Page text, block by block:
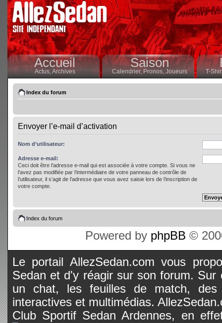
Accueil
Actus,Archives
Saison
Calendrier,Pronos, Joueurs T-
Index du forum
Envoyer l’e-mail d’activation
Nom d’utilisateur:
Adresse e-mail:
Ceci doit être l’adresse e-mail qui est associée à votre compte. Si vous ne
l’avez pas modifiée par l’intermédiaire de votre panneau de contrôle de
l’utilisateur, il s’agit de l’adresse que vous avez saisie lors de l’inscription de
votre compte.
Index du forum
Powered by phpBB ©
Le portail AllezSedan.com vous
Sedan et d'y réagir sur son forum.
un chat, les feuilles de match, des
interactives et multimédias.
Club Sportif Sedan Ardennes, en